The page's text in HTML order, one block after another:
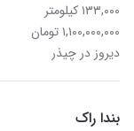
۱۳۳,۰۰۰ کیلومتر
۱,۱۰۰,۰۰۰,۰۰۰ تومان
دیروز در چیذر
بندا راک